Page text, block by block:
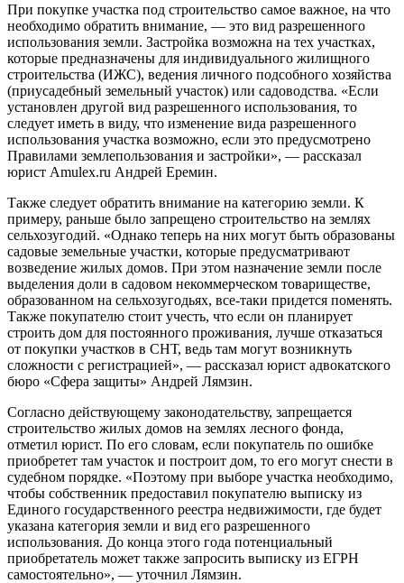
При покупке участка под строительство самое важное, на что
необходимо обратить внимание, — это вид разрешенного
использования земли. Застройка возможна на тех участках,
которые предназначены для индивидуального жилищного
строительства (ИЖС), ведения личного подсобного хозяйства
(приусадебный земельный участок) или садоводства. «Если
установлен другой вид разрешенного использования, то
следует иметь в виду, что изменение вида разрешенного
использования участка возможно, если это предусмотрено
Правилами землепользования и застройки», — рассказал
юрист Amulex.ru Андрей Еремин.
Также следует обратить внимание на категорию земли. К
примеру, раньше было запрещено строительство на землях
сельхозугодий. «Однако теперь на них могут быть образованы
садовые земельные участки, которые предусматривают
возведение жилых домов. При этом назначение земли после
выделения доли в садовом некоммерческом товариществе,
образованном на сельхозугодьях, все-таки придется поменять.
Также покупателю стоит учесть, что если он планирует
строить дом для постоянного проживания, лучше отказаться
от покупки участков в СНТ, ведь там могут возникнуть
сложности с регистрацией», — рассказал юрист адвокатского
бюро «Сфера защиты» Андрей Лямзин.
Согласно действующему законодательству, запрещается
строительство жилых домов на землях лесного фонда,
отметил юрист. По его словам, если покупатель по ошибке
приобретет там участок и построит дом, то его могут снести в
судебном порядке. «Поэтому при выборе участка необходимо,
чтобы собственник предоставил покупателю выписку из
Единого государственного реестра недвижимости, где будет
указана категория земли и вид его разрешенного
использования. До конца этого года потенциальный
приобретатель может также запросить выписку из ЕГРН
самостоятельно», — уточнил Лямзин.